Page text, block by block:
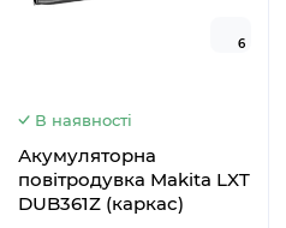
6
В наявності
Акумуляторна
повітродувка Makita LXT
DUB361Z (каркас)